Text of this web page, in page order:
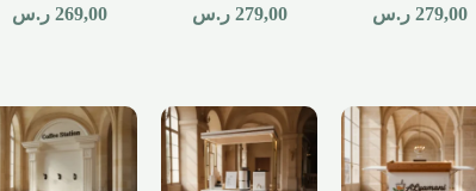
279,00 ر.س 279,00 ر.س 269,00 ر.س